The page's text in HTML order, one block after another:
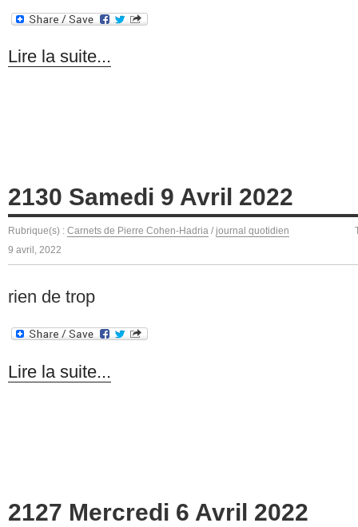
Lire la suite...
2130 Samedi 9 Avril 2022
Rubrique(s) : Carnets de Pierre Cohen-Hadria / journal quotidien
9 avril, 2022
rien de trop
Lire la suite...
2127 Mercredi 6 Avril 2022